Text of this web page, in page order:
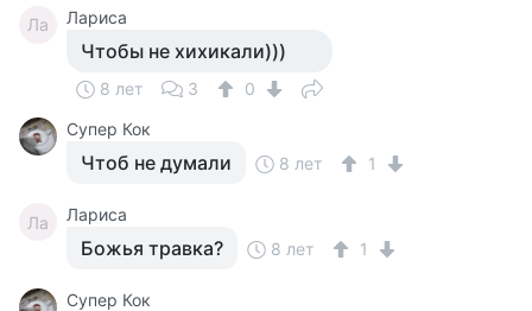
Ла Лариса
Чтобы не хихикали)))
8 лет 3
0
Супер Кок
Чтоб не думали 8 лет 1
Ла Лариса
Божья травка? 8 лет 1
Супер Кок